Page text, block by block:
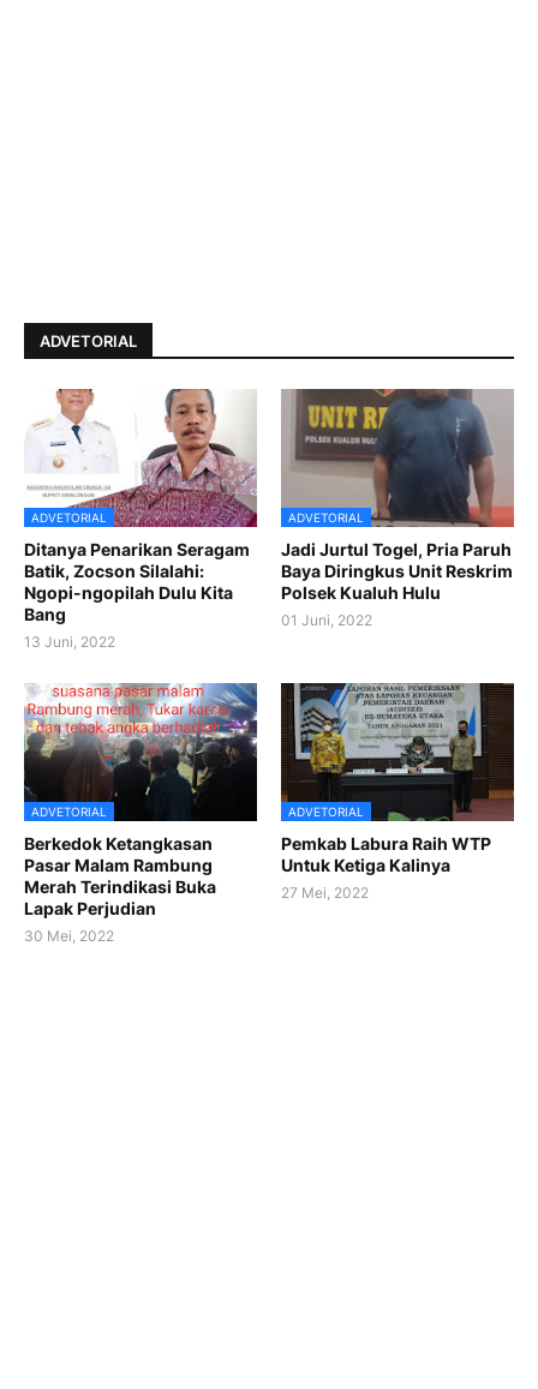
ADVETORIAL
ADVETORIAL
Ditanya Penarikan Seragam
Batik, Zocson Silalahi:
Ngopi-ngopilah Dulu Kita
Bang
13 Juni, 2022
ADVETORIAL
Jadi Jurtul Togel, Pria Paruh
Baya Diringkus Unit Reskrim
Polsek Kualuh Hulu
01 Juni, 2022
ADVETORIAL
Berkedok Ketangkasan
Pasar Malam Rambung
Merah Terindikasi Buka
Lapak Perjudian
30 Mei, 2022
ADVETORIAL
Pemkab Labura Raih WTP
Untuk Ketiga Kalinya
27 Mei, 2022